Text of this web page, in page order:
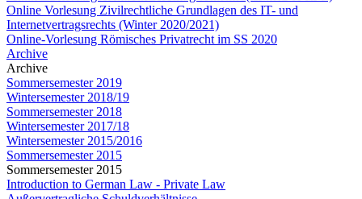
Online Vorlesung Zivilrechtliche Grundlagen des IT- und
Internetvertragsrechts (Winter 2020/2021)
Online-Vorlesung Römisches Privatrecht im SS 2020
Archive
Archive
Sommersemester 2019
Wintersemester 2018/19
Sommersemester 2018
Wintersemester 2017/18
Wintersemester 2015/2016
Sommersemester 2015
Sommersemester 2015
Introduction to German Law - Private Law